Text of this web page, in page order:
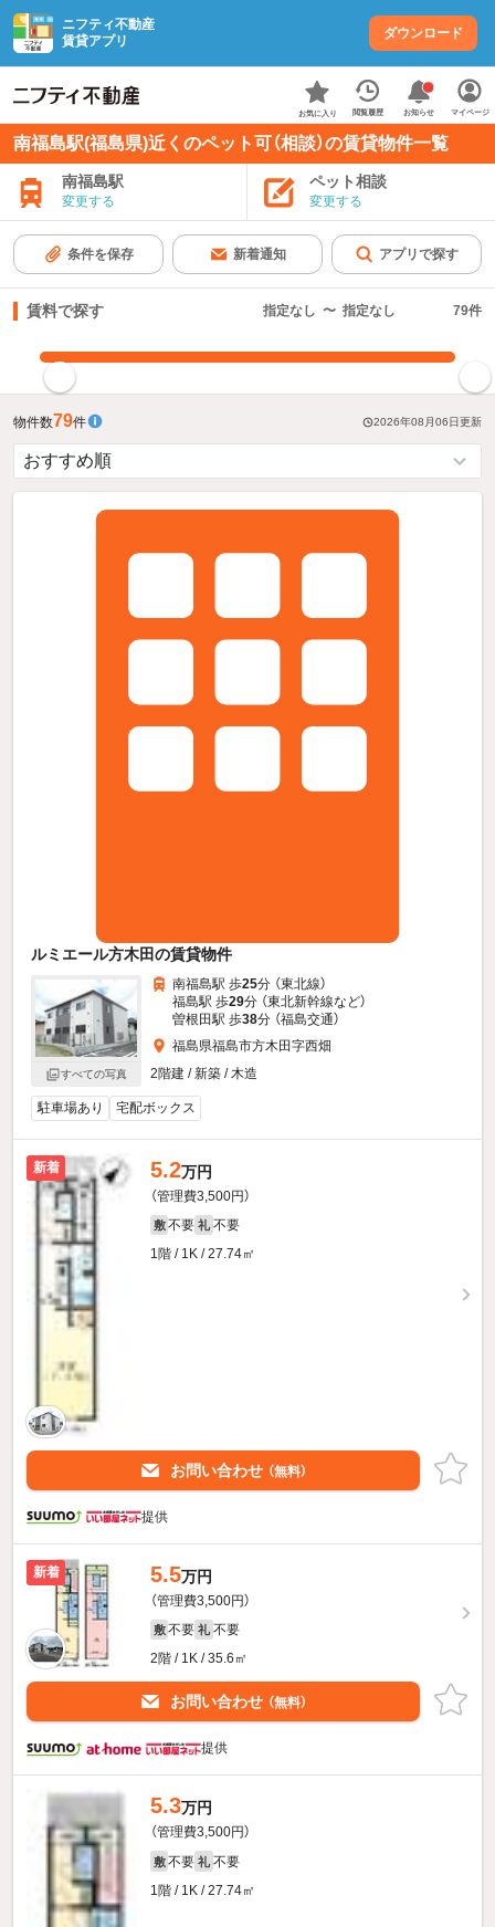
ニフティ不動産
賃貸アプリ
ダウンロード
お気に入り 閲覧履歴 お知らせ マイページ
南福島駅(福島県)近くのペット可（相談）の賃貸物件一覧
南福島駅
変更する
ペット相談
変更する
条件を保存 新着通知 アプリで探す
賃料で探す 指定なし 〜 指定なし 79件
物件数79件 2026年08月06日更新
ルミエール方木田の賃貸物件
すべての写真
南福島駅 歩25分 （東北線）
福島駅 歩29分 （東北新幹線など）
曽根田駅 歩38分 （福島交通）
福島県福島市方木田字西畑
2階建 / 新築 / 木造
駐車場あり 宅配ボックス
新着 5.2万円
（管理費3,500円）
敷 不要 礼 不要
1階 / 1K / 27.74㎡
お問い合わせ （無料）
提供
新着 5.5万円
（管理費3,500円）
敷 不要 礼 不要
2階 / 1K / 35.6㎡
お問い合わせ （無料）
提供
5.3万円
（管理費3,500円）
敷 不要 礼 不要
1階 / 1K / 27.74㎡